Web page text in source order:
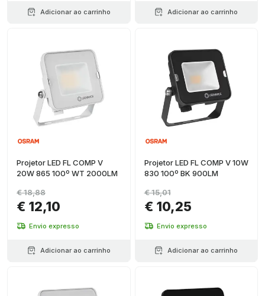
Adicionar ao carrinho Adicionar ao carrinho
Projetor LED FL COMP V
20W 865 100º WT 2000LM
€ 12,10
€ 18,88
Envio expresso
Adicionar ao carrinho
Projetor LED FL COMP V 10W
830 100º BK 900LM
€ 10,25
€ 15,01
Envio expresso
Adicionar ao carrinho